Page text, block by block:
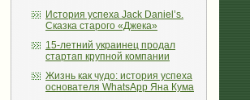
История успеха Jack Daniel’s.
Сказка старого «Джека»
15-летний украинец продал
стартап крупной компании
Жизнь как чудо: история успеха
основателя WhatsApp Яна Кума